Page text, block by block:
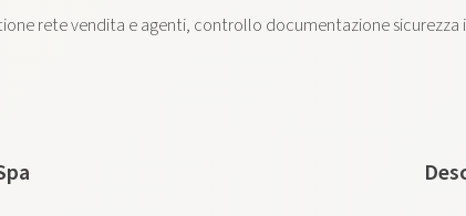
rete vendita e agenti, controllo documentazione sicurezza